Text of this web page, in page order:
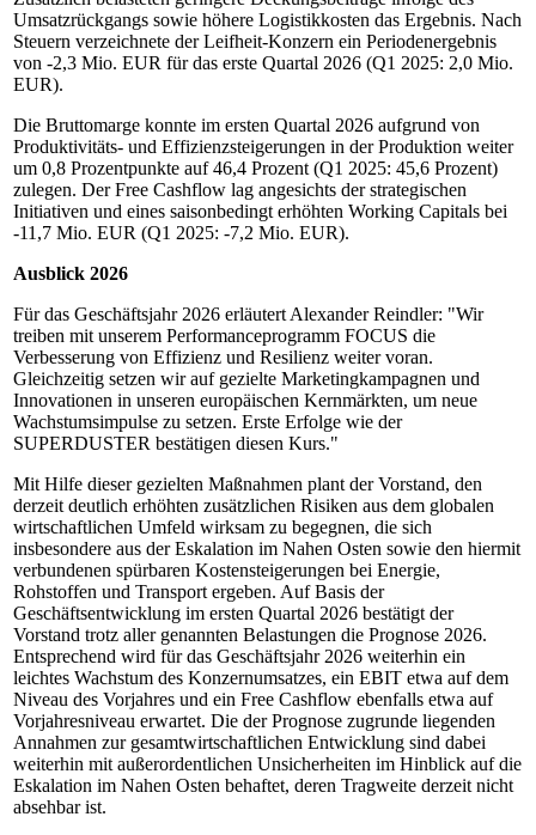
Umsatzrückgangs sowie höhere Logistikkosten das Ergebnis. Nach
Steuern verzeichnete der Leifheit-Konzern ein Periodenergebnis
von -2,3 Mio. EUR für das erste Quartal 2026 (Q1 2025: 2,0 Mio.
EUR).
Die Bruttomarge konnte im ersten Quartal 2026 aufgrund von
Produktivitäts- und Effizienzsteigerungen in der Produktion weiter
um 0,8 Prozentpunkte auf 46,4 Prozent (Q1 2025: 45,6 Prozent)
zulegen. Der Free Cashflow lag angesichts der strategischen
Initiativen und eines saisonbedingt erhöhten Working Capitals bei
-11,7 Mio. EUR (Q1 2025: -7,2 Mio. EUR).
Ausblick 2026
Für das Geschäftsjahr 2026 erläutert Alexander Reindler: "Wir
treiben mit unserem Performanceprogramm FOCUS die
Verbesserung von Effizienz und Resilienz weiter voran.
Gleichzeitig setzen wir auf gezielte Marketingkampagnen und
Innovationen in unseren europäischen Kernmärkten, um neue
Wachstumsimpulse zu setzen. Erste Erfolge wie der
SUPERDUSTER bestätigen diesen Kurs."
Mit Hilfe dieser gezielten Maßnahmen plant der Vorstand, den
derzeit deutlich erhöhten zusätzlichen Risiken aus dem globalen
wirtschaftlichen Umfeld wirksam zu begegnen, die sich
insbesondere aus der Eskalation im Nahen Osten sowie den hiermit
verbundenen spürbaren Kostensteigerungen bei Energie,
Rohstoffen und Transport ergeben. Auf Basis der
Geschäftsentwicklung im ersten Quartal 2026 bestätigt der
Vorstand trotz aller genannten Belastungen die Prognose 2026.
Entsprechend wird für das Geschäftsjahr 2026 weiterhin ein
leichtes Wachstum des Konzernumsatzes, ein EBIT etwa auf dem
Niveau des Vorjahres und ein Free Cashflow ebenfalls etwa auf
Vorjahresniveau erwartet. Die der Prognose zugrunde liegenden
Annahmen zur gesamtwirtschaftlichen Entwicklung sind dabei
weiterhin mit außerordentlichen Unsicherheiten im Hinblick auf die
Eskalation im Nahen Osten behaftet, deren Tragweite derzeit nicht
absehbar ist.